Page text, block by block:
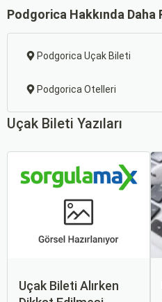
Podgorica Hakkında Daha
Podgorica Uçak Bileti
Podgorica Otelleri
Uçak Bileti Yazıları
Uçak Bileti Alırken